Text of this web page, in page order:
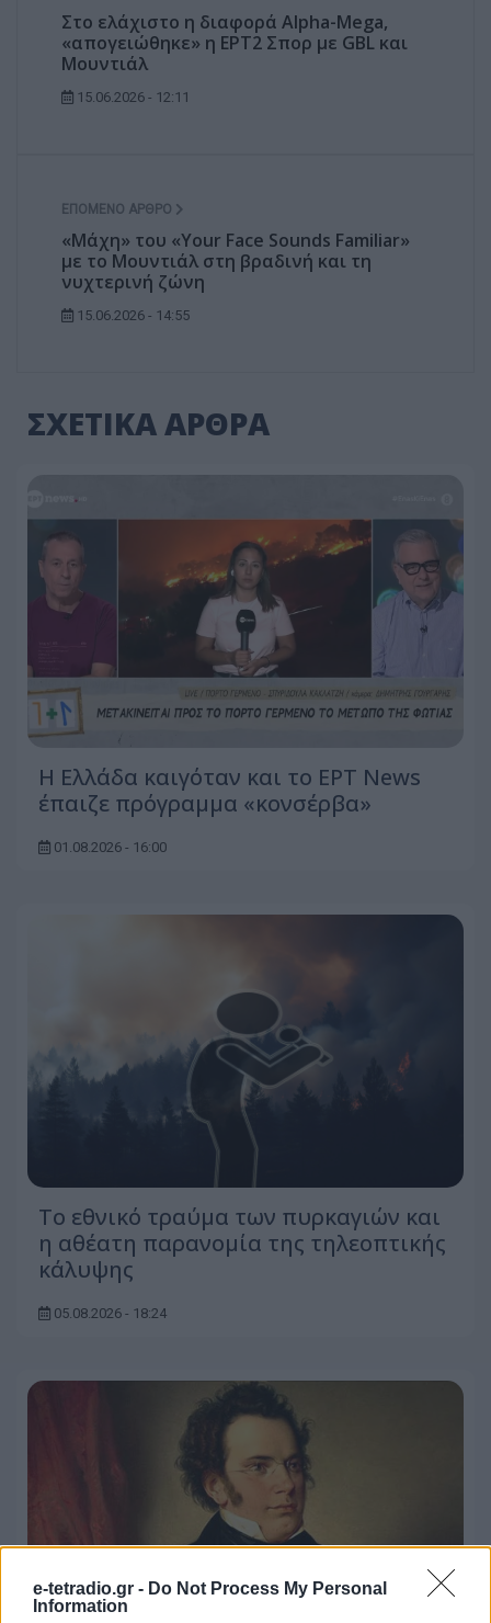
e-tetradio.gr - Do Not Process My Personal
Information
Στο ελάχιστο η διαφορά Alpha-Mega,
«απογειώθηκε» η ΕΡΤ2 Σπορ με GBL και
Μουντιάλ
15.06.2026 - 12:11
ΕΠΌΜΕΝΟ ΆΡΘΡΟ
«Μάχη» του «Your Face Sounds Familiar»
με το Μουντιάλ στη βραδινή και τη
νυχτερινή ζώνη
15.06.2026 - 14:55
ΣΧΕΤΙΚΑ ΑΡΘΡΑ
Η Ελλάδα καιγόταν και το ΕΡΤ News
έπαιζε πρόγραμμα «κονσέρβα»
01.08.2026 - 16:00
Το εθνικό τραύμα των πυρκαγιών και
η αθέατη παρανομία της τηλεοπτικής
κάλυψης
05.08.2026 - 18:24